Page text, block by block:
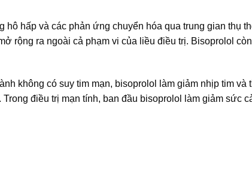
hấp và các phản ứng chuyển hóa qua trung gian thụ
rộng ra ngoài cả phạm vi của liều điều trị. Bisoprolol còn
không có suy tim mạn, bisoprolol làm giảm nhịp tim và
điều trị mạn tính, ban đầu bisoprolol làm giảm sức